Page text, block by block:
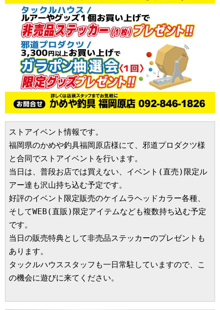
ストアイベント情報です。
福岡県のかめや釣具福岡原店様にて、邪道プロダクツ様
と合同でストアイベントを行います。
当日は、普段お店では買えない、イベント(直売)限定ル
アー達も沢山持ち込む予定です。
好評のイベント限定販売のケイムラヘッドカラー各種、
そしてWEB(直販)限定アイテムなども複数持ち込む予定
です。
当日の販売特典として非売品ステッカーのプレゼントも
あります。
タックルハウススタッフも一日常駐していますので、こ
の機会に遊びに来てください。